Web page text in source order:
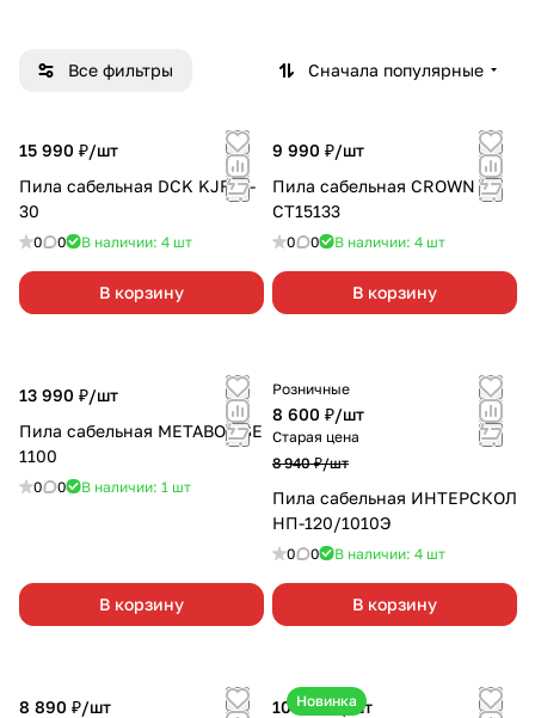
Все фильтры Сначала популярные
15 990 ₽/шт
Пила сабельная DCK KJF02-
30
0 0 В наличии: 4 шт
В корзину
9 990 ₽/шт
Пила сабельная CROWN
СТ15133
0 0 В наличии: 4 шт
В корзину
13 990 ₽/шт
Пила сабельная METABO SSE
1100
0 0 В наличии: 1 шт
В корзину
Розничные
8 600 ₽/шт
Старая цена
8 940 ₽/шт
Пила сабельная ИНТЕРСКОЛ
НП-120/1010Э
0 0 В наличии: 4 шт
В корзину
8 890 ₽/шт
Новинка
10 990 ₽/шт